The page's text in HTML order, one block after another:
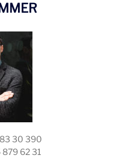
30 390
62 31